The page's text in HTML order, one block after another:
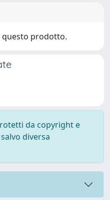
questo prodotto.
da copyright e
diversa